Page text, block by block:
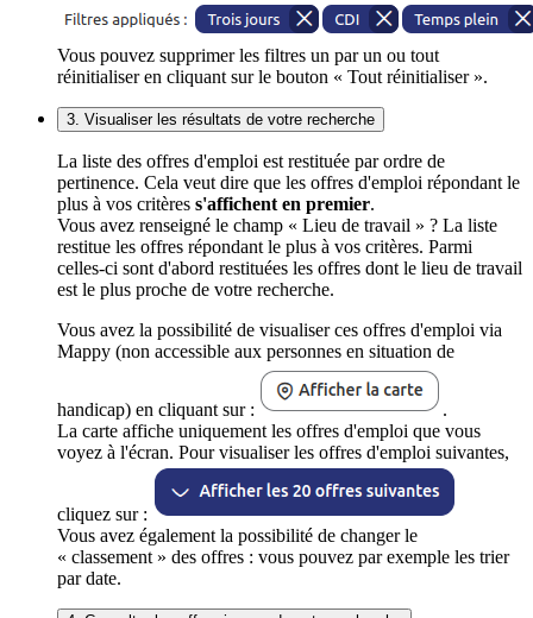
Vous pouvez supprimer les filtres un par un ou tout
réinitialiser en cliquant sur le bouton « Tout réinitialiser ».
3. Visualiser les résultats de votre recherche
La liste des offres d'emploi est restituée par ordre de
pertinence. Cela veut dire que les offres d'emploi répondant le
plus à vos critères s'affichent en premier.
Vous avez renseigné le champ « Lieu de travail » ? La liste
restitue les offres répondant le plus à vos critères. Parmi
celles-ci sont d'abord restituées les offres dont le lieu de travail
est le plus proche de votre recherche.
Vous avez la possibilité de visualiser ces offres d'emploi via
Mappy (non accessible aux personnes en situation de
handicap) en cliquant sur :
.
La carte affiche uniquement les offres d'emploi que vous
voyez à l'écran. Pour visualiser les offres d'emploi suivantes,
cliquez sur :
Vous avez également la possibilité de changer le
« classement » des offres : vous pouvez par exemple les trier
par date.